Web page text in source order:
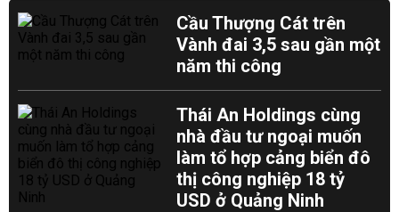
Cầu Thượng Cát trên
Vành đai 3,5 sau gần một
năm thi công
Thái An Holdings cùng
nhà đầu tư ngoại muốn
làm tổ hợp cảng biển đô
thị công nghiệp 18 tỷ
USD ở Quảng Ninh